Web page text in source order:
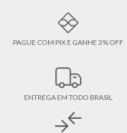
PAGUE COM PIX E GANHE 3% OFF
ENTREGA EM TODO BRASIL